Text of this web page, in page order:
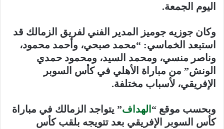
اليوم الجمعة.
وكان جوزيه جوميز المدير الفني لفريق الزمالك قد
استبعد الخماسي: “محمد صبحي، وأحمد محمود،
وناصر منسي، ومحمد السيد، ومحمود حمدي
الونش” من مباراة الأهلي في كأس السوبر
الإفريقي، لأسباب مختلفة.
وبحسب موقع “ الهداف” يتواجد الزمالك في مباراة
كأس السوبر الإفريقي بعد تتويجه بلقب كأس